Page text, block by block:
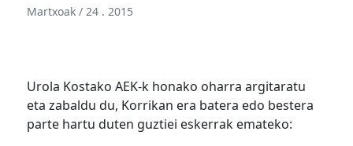
Martxoak / 24 . 2015
Urola Kostako AEK-k honako oharra argitaratu
eta zabaldu du, Korrikan era batera edo bestera
parte hartu duten guztiei eskerrak emateko: